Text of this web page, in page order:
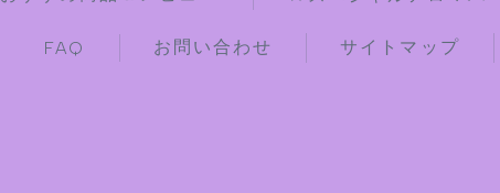
FAQ お問い合わせ サイトマップ
★全種/アロマハーブスパイス基材 プ